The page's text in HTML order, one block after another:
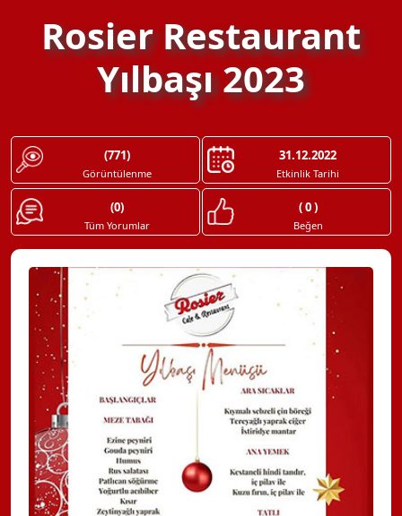
Rosier Restaurant
Yılbaşı 2023
(771)
Görüntülenme
31.12.2022
Etkinlik Tarihi
(0)
Tüm Yorumlar
( 0 )
Beğen